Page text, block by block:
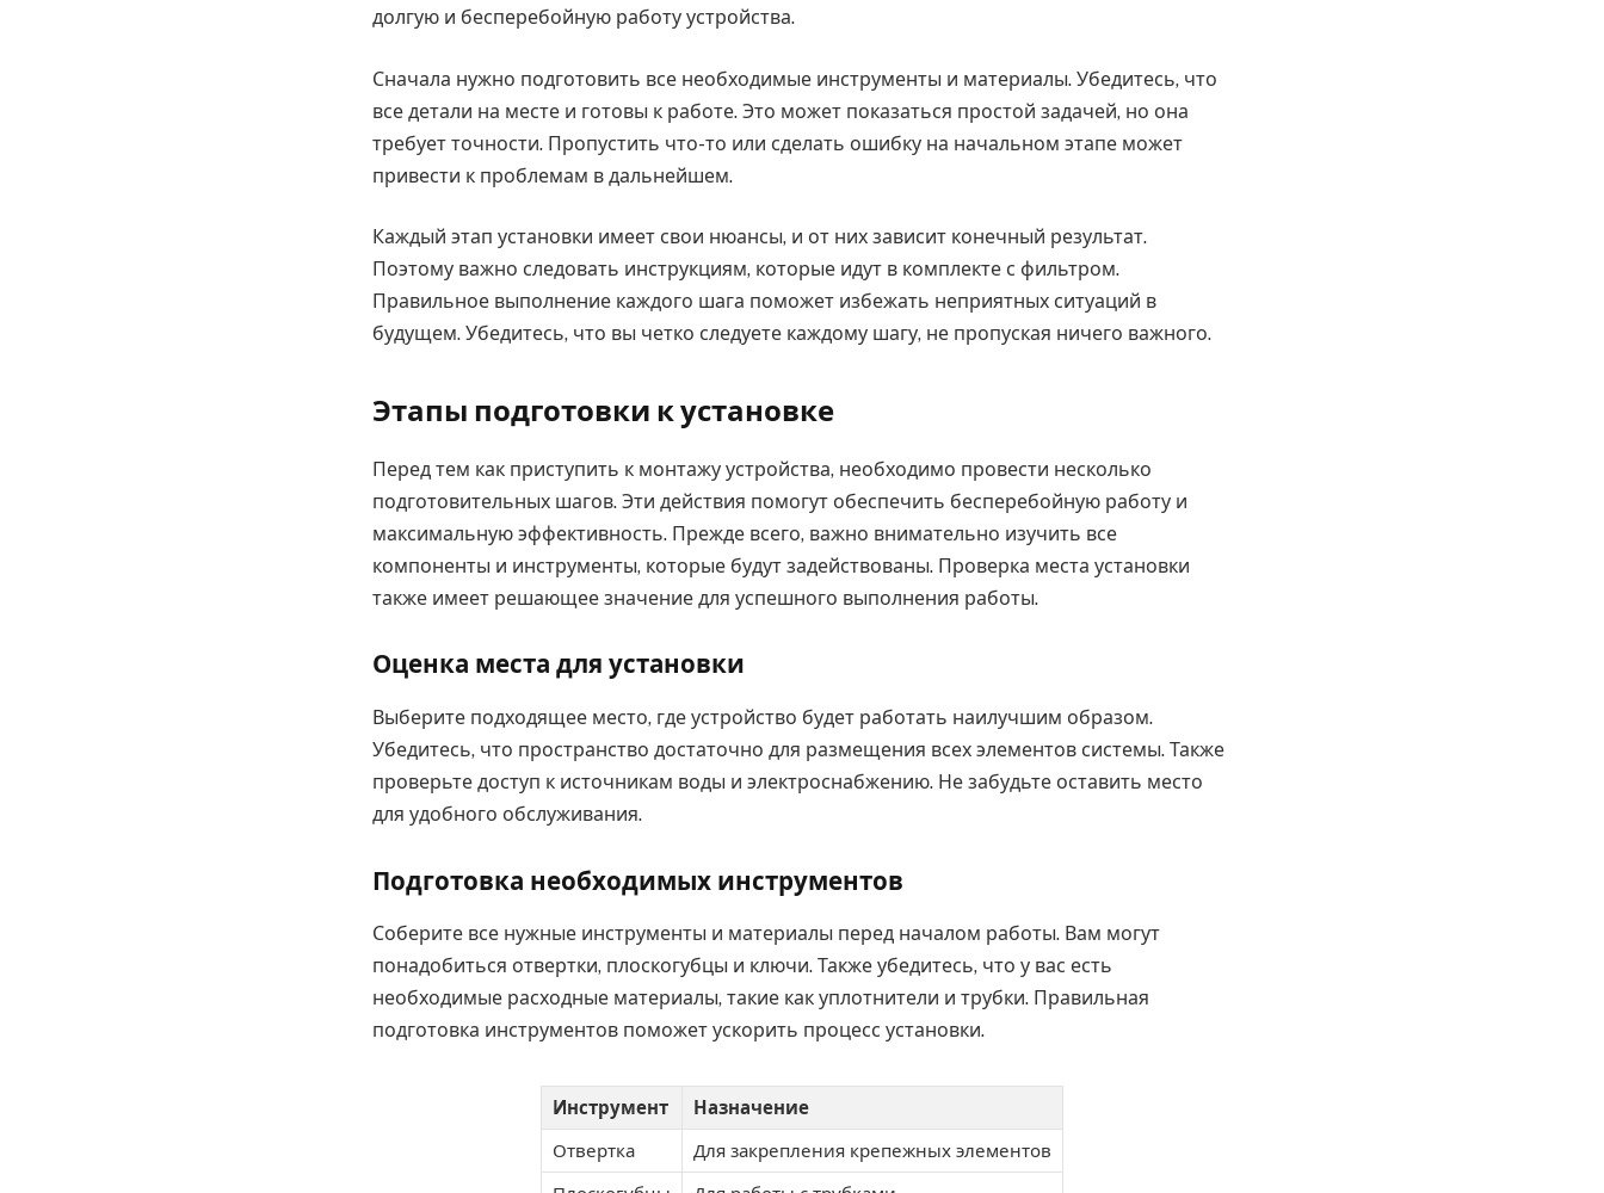
долгую и бесперебойную работу устройства.
Сначала нужно подготовить все необходимые инструменты и материалы. Убедитесь, что
все детали на месте и готовы к работе. Это может показаться простой задачей, но она
требует точности. Пропустить что-то или сделать ошибку на начальном этапе может
привести к проблемам в дальнейшем.
Каждый этап установки имеет свои нюансы, и от них зависит конечный результат.
Поэтому важно следовать инструкциям, которые идут в комплекте с фильтром.
Правильное выполнение каждого шага поможет избежать неприятных ситуаций в
будущем. Убедитесь, что вы четко следуете каждому шагу, не пропуская ничего важного.
Этапы подготовки к установке
Перед тем как приступить к монтажу устройства, необходимо провести несколько
подготовительных шагов. Эти действия помогут обеспечить бесперебойную работу и
максимальную эффективность. Прежде всего, важно внимательно изучить все
компоненты и инструменты, которые будут задействованы. Проверка места установки
также имеет решающее значение для успешного выполнения работы.
Оценка места для установки
Выберите подходящее место, где устройство будет работать наилучшим образом.
Убедитесь, что пространство достаточно для размещения всех элементов системы. Также
проверьте доступ к источникам воды и электроснабжению. Не забудьте оставить место
для удобного обслуживания.
Подготовка необходимых инструментов
Соберите все нужные инструменты и материалы перед началом работы. Вам могут
понадобиться отвертки, плоскогубцы и ключи. Также убедитесь, что у вас есть
необходимые расходные материалы, такие как уплотнители и трубки. Правильная
подготовка инструментов поможет ускорить процесс установки.
Инструмент Назначение
Отвертка Для закрепления крепежных элементов